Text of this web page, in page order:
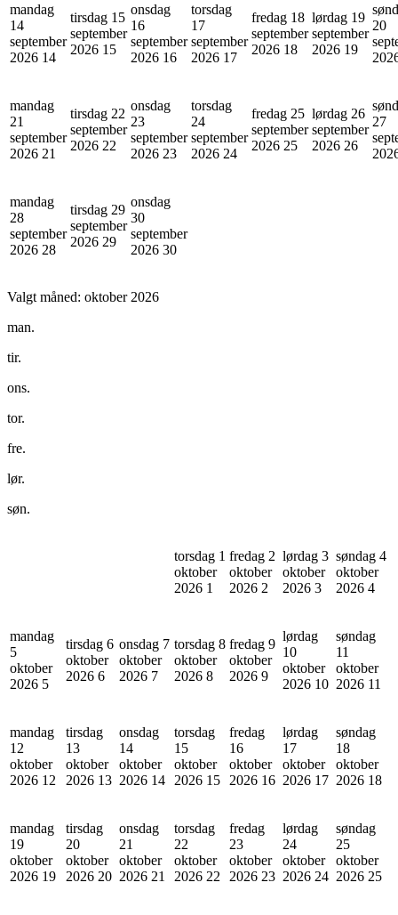
mandag
14
september
2026 14
tirsdag 15
september
2026 15
onsdag
16
september
2026 16
torsdag
17
september
2026 17
fredag 18
september
2026 18
lørdag 19
september
2026 19
20
mandag
21
september
2026 21
tirsdag 22
september
2026 22
onsdag
23
september
2026 23
torsdag
24
september
2026 24
fredag 25
september
2026 25
lørdag 26
september
2026 26
27
mandag
28
september
2026 28
tirsdag 29
september
2026 29
onsdag
30
september
2026 30
Valgt måned: oktober 2026
man.
tir.
ons.
tor.
fre.
lør.
søn.
torsdag 1
oktober
2026 1
fredag 2
oktober
2026 2
lørdag 3
oktober
2026 3
søndag 4
oktober
2026 4
mandag
5
oktober
2026 5
tirsdag 6
oktober
2026 6
onsdag 7
oktober
2026 7
torsdag 8
oktober
2026 8
fredag 9
oktober
2026 9
lørdag
10
oktober
2026 10
søndag
11
oktober
2026 11
mandag
12
oktober
2026 12
tirsdag
13
oktober
2026 13
onsdag
14
oktober
2026 14
torsdag
15
oktober
2026 15
fredag
16
oktober
2026 16
lørdag
17
oktober
2026 17
søndag
18
oktober
2026 18
mandag
19
oktober
2026 19
tirsdag
20
oktober
2026 20
onsdag
21
oktober
2026 21
torsdag
22
oktober
2026 22
fredag
23
oktober
2026 23
lørdag
24
oktober
2026 24
søndag
25
oktober
2026 25